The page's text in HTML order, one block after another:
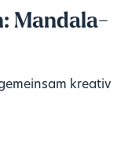
Mandala-
kreativ